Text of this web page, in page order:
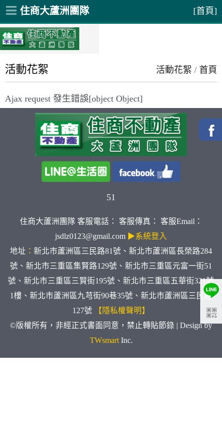
活動花絮 活動花絮 / 首頁
Ajax request 發生錯誤[object Object]
51
住商大蘆洲團隊 客服電話： 客服傳真： 客服Email：
jsdlz0123@gmail.com ▶系統登入
地址 ： 新北市蘆洲區三民路81號、新北市蘆洲區長榮路284
號、新北市三重區集賢路129號、新北市三重區元富一街51
號、新北市三重區三賢街195號、新北市三重區五華街321號
1樓、新北市蘆洲區九芎街90巷35號、新北市蘆洲區三民路
127號
【隱私權聲明】
©版權所有，非經正式書面同意，禁止轉貼節錄 | Design by
TWsmartInc.
住商大蘆洲團隊 [首頁]